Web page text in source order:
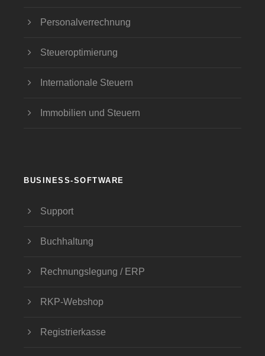
Personalverrechnung
Steueroptimierung
Internationale Steuern
Immobilien und Steuern
BUSINESS-SOFTWARE
Support
Buchhaltung
Rechnungslegung / ERP
RKP-Webshop
Registrierkasse